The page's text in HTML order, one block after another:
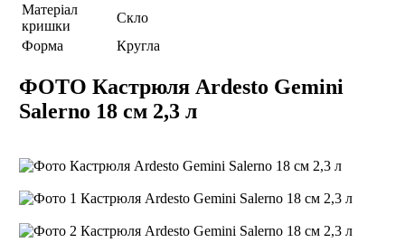
Матеріал
кришки
Скло
Форма
Кругла
ФОТО Кастрюля Ardesto Gemini
Salerno 18 см 2,3 л